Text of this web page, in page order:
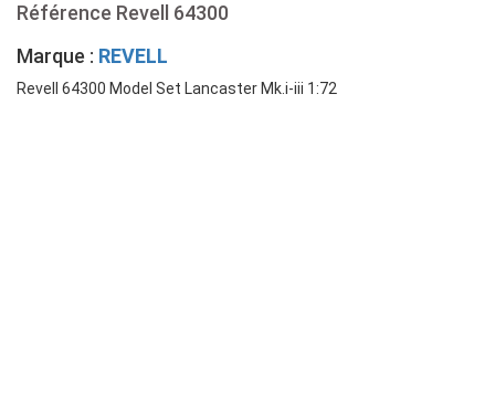
Référence Revell 64300
Marque : REVELL
Revell 64300 Model Set Lancaster Mk.i-iii 1:72